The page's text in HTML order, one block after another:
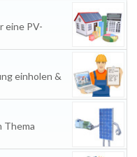
eine PV-
einholen &
Thema